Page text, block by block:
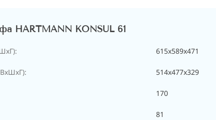
HARTMANN KONSUL 61
615x589x471
514х477х329
170
81